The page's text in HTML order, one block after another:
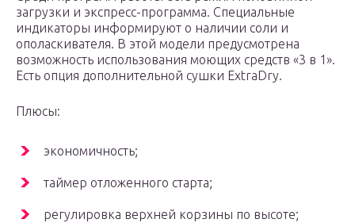
загрузки и экспресс-программа. Специальные
индикаторы информируют о наличии соли и
ополаскивателя. В этой модели предусмотрена
возможность использования моющих средств «3 в 1».
Есть опция дополнительной сушки ExtraDry.
Плюсы:
экономичность;
таймер отложенного старта;
регулировка верхней корзины по высоте;